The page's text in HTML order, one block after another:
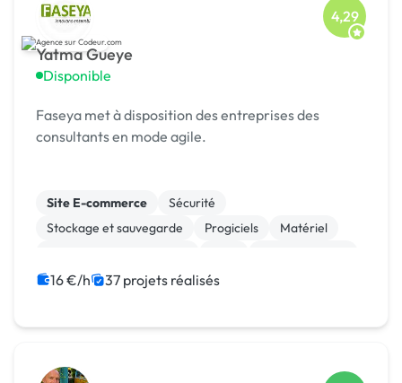
Yatma Gueye
Disponible
4,29
Faseya met à disposition des entreprises des
consultants en mode agile.
Site E-commerce
Sécurité
Stockage et sauvegarde
Progiciels
Matériel
SaaS
CMS
16 €/h 37 projets réalisés